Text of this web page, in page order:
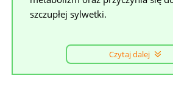
szczupłej sylwetki.
Czytaj dalej